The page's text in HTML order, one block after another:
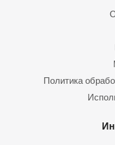
Политика